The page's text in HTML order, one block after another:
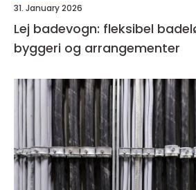
31. January 2026
Lej badevogn: fleksibel
byggeri og arrangementer